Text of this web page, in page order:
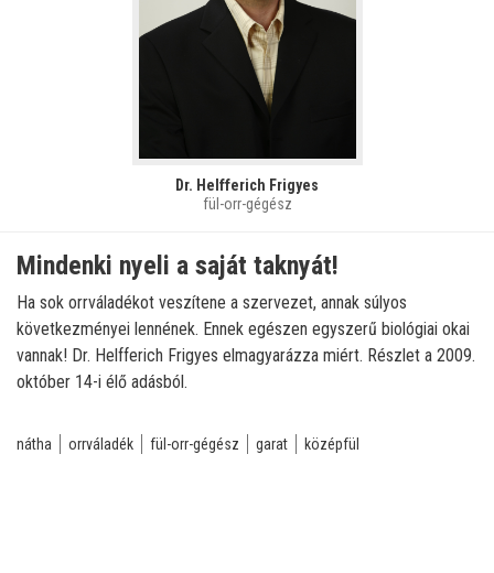
Dr. Helfferich Frigyes
fül-orr-gégész
Mindenki nyeli a saját taknyát!
Ha sok orrváladékot veszítene a szervezet, annak súlyos
következményei lennének. Ennek egészen egyszerű biológiai okai
vannak! Dr. Helfferich Frigyes elmagyarázza miért. Részlet a 2009.
október 14-i élő adásból.
nátha orrváladék fül-orr-gégész garat középfül